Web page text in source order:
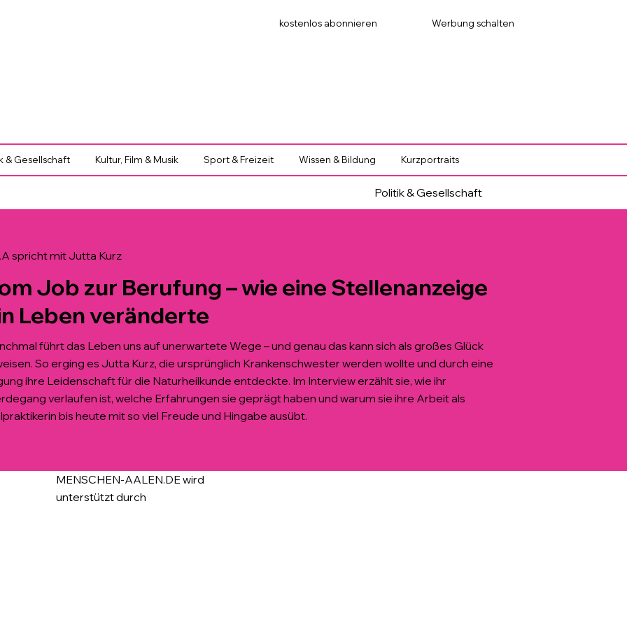
kostenlos abonnieren Werbung schalten
& Gesellschaft Kultur, Film & Musik Sport & Freizeit Wissen & Bildung Kurzportraits
Politik & Gesellschaft
spricht mit Jutta Kurz
Job zur Berufung – wie eine Stellenanzeige
Leben veränderte
führt das Leben uns auf unerwartete Wege – und genau das kann sich als großes Glück
So erging es Jutta Kurz, die ursprünglich Krankenschwester werden wollte und durch eine
ihre Leidenschaft für die Naturheilkunde entdeckte. Im Interview erzählt sie, wie ihr
verlaufen ist, welche Erfahrungen sie geprägt haben und warum sie ihre Arbeit als
bis heute mit so viel Freude und Hingabe ausübt.
MENSCHEN-AALEN.DE wird
unterstützt durch